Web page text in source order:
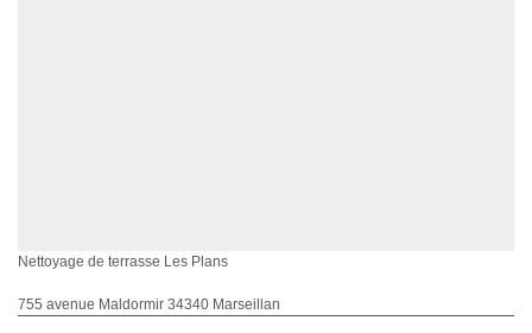
Nettoyage de terrasse Les Plans
755 avenue Maldormir 34340 Marseillan